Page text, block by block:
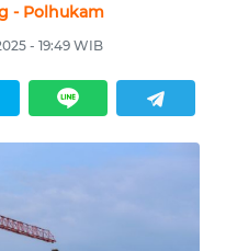
- Polhukam
- 19:49 WIB